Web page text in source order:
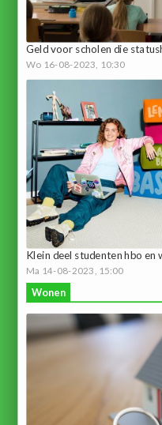
Geld voor scholen die
Wo 16-08-2023, 10:30
Klein deel studenten hbo en
Ma 14-08-2023, 15:00
Wonen